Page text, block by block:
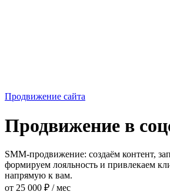
Продвижение сайта
Продвижение в
SMM-продвижение: создаём контент,
формируем лояльность и привлекаем
напрямую к вам.
от 25 000 ₽ / мес